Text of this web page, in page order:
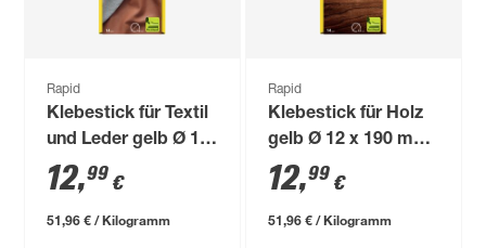
Rapid
Klebestick für Textil
und Leder gelb Ø 12
x 190 mm 14 Stück
12,99 €
51,96 € / Kilogramm
Rapid
Klebestick für Holz
gelb Ø 12 x 190 mm
14 Stück
12,99 €
51,96 € / Kilogramm